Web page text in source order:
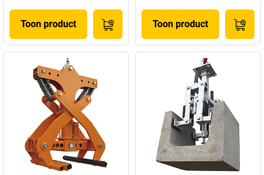
Toon product Toon product